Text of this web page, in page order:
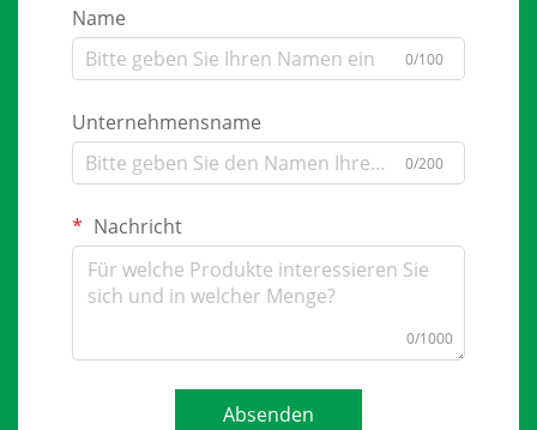
Name
0/100
Unternehmensname
0/200
Nachricht
0/1000
Absenden